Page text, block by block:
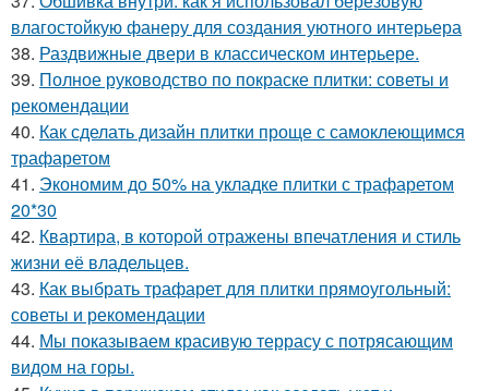
влагостойкую фанеру для создания уютного интерьера
38. Раздвижные двери в классическом интерьере.
39. Полное руководство по покраске плитки: советы и
рекомендации
40. Как сделать дизайн плитки проще с самоклеющимся
трафаретом
41. Экономим до 50% на укладке плитки с трафаретом
20*30
42. Квартира, в которой отражены впечатления и стиль
жизни её владельцев.
43. Как выбрать трафарет для плитки прямоугольный:
советы и рекомендации
44. Мы показываем красивую террасу с потрясающим
видом на горы.